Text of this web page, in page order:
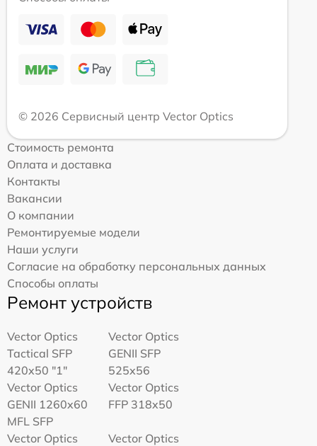
© 2026 Сервисный центр Vector Optics
Стоимость ремонта
Оплата и доставка
Контакты
Вакансии
О компании
Ремонтируемые модели
Наши услуги
Согласие на обработку персональных данных
Способы оплаты
Ремонт устройств
Vector Optics
Tactical SFP
420x50 "1"
Vector Optics
GENII SFP
525x56
Vector Optics
GENII 1260x60
MFL SFP
Vector Optics
FFP 318x50
Vector Optics
Vector Optics